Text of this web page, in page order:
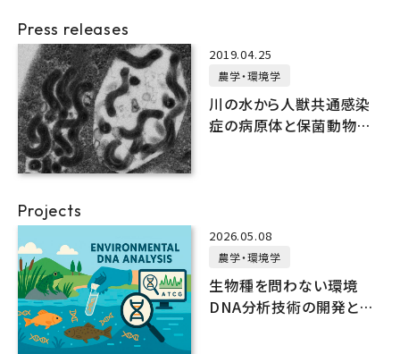
Press releases
2019.04.25
農学・環境学
川の水から人獣共通感染
症の病原体と保菌動物の
Projects
2026.05.08
農学・環境学
生物種を問わない環境
DNA分析技術の開発とネ